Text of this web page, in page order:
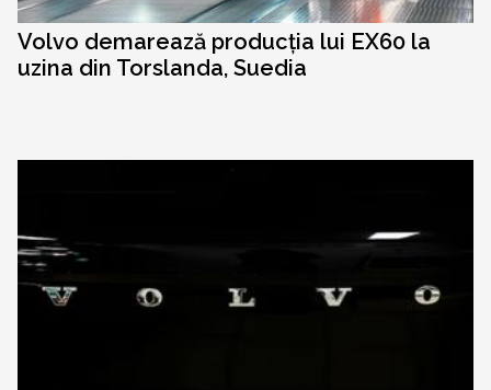
Volvo demarează producția lui EX60 la
uzina din Torslanda, Suedia